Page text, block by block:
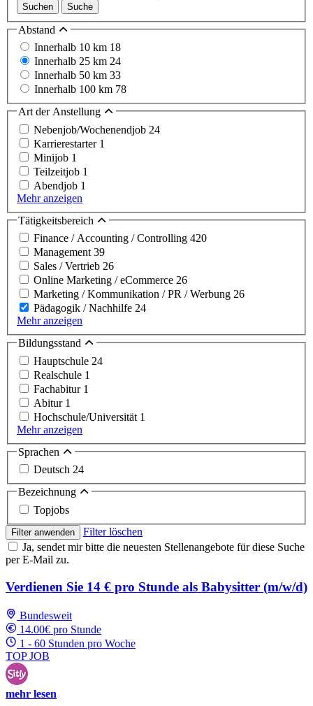
Suchen Suche
Abstand
Innerhalb 10 km 18
Innerhalb 25 km 24
Innerhalb 50 km 33
Innerhalb 100 km 78
Art der Anstellung
Nebenjob/Wochenendjob 24
Karrierestarter 1
Minijob 1
Teilzeitjob 1
Abendjob 1
Mehr anzeigen
Tätigkeitsbereich
Finance / Accounting / Controlling 420
Management 39
Sales / Vertrieb 26
Online Marketing / eCommerce 26
Marketing / Kommunikation / PR / Werbung 26
Pädagogik / Nachhilfe 24
Mehr anzeigen
Bildungsstand
Hauptschule 24
Realschule 1
Fachabitur 1
Abitur 1
Hochschule/Universität 1
Mehr anzeigen
Sprachen
Deutsch 24
Bezeichnung
Topjobs
Filter anwenden
Filter löschen
Ja, sendet mir bitte die neuesten Stellenangebote für diese Suche
per E-Mail zu.
Verdienen Sie 14 € pro Stunde als Babysitter (m/w/d)
Bundesweit
14.00€ pro Stunde
1 - 60 Stunden pro Woche
TOP JOB
mehr lesen